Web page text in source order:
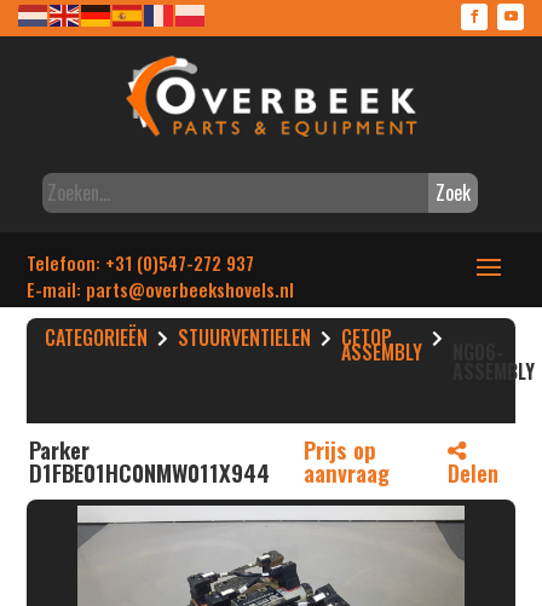
Zoek
Telefoon: +31 (0)547-272 937
E-mail: parts@overbeekshovels.nl
CATEGORIEËN STUURVENTIELEN CETOP
ASSEMBLY
ASSEMBLY
Parker
D1FBE01HC0NMW011X944
Prijs op
aanvraag Delen